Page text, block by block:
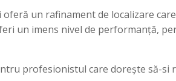
un rafinament de localizare
un imens nivel de performanță,
profesionistul care dorește să-si